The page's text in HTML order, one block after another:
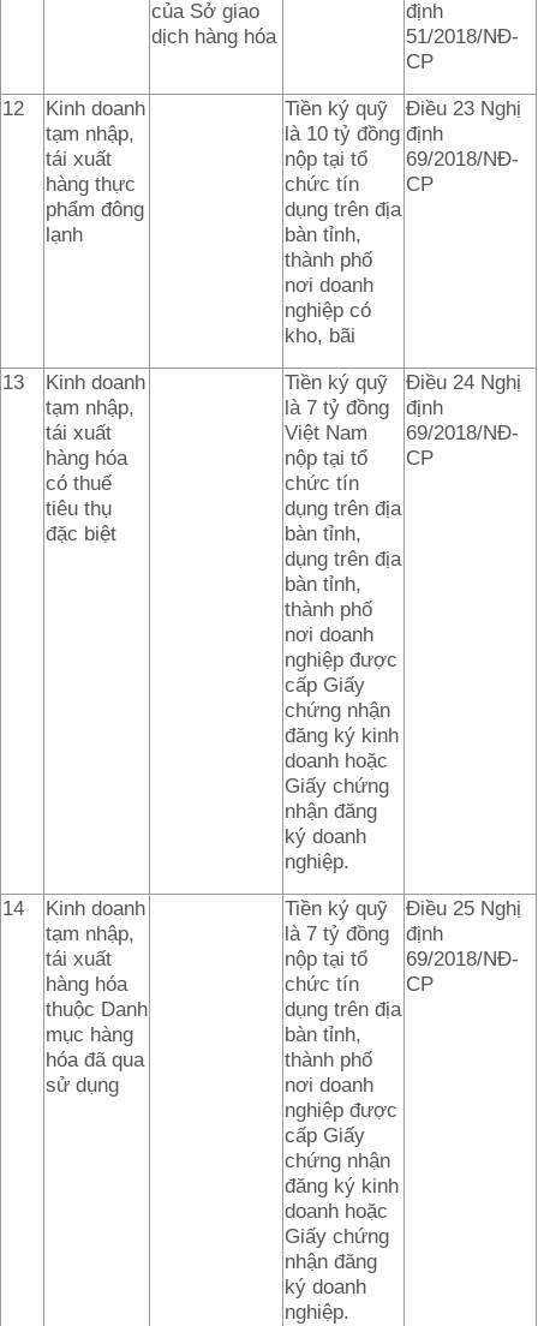
của Sở giao
dịch hàng hóa
định
51/2018/NĐ-
CP
12
Kinh doanh
tạm nhập,
tái xuất
hàng thực
phẩm đông
lạnh
Tiền ký quỹ
là 10 tỷ đồng
nộp tại tổ
chức tín
dụng trên địa
bàn tỉnh,
thành phố
nơi doanh
nghiệp có
kho, bãi
Điều 23 Nghị
định
69/2018/NĐ-
CP
13
Kinh doanh
tạm nhập,
tái xuất
hàng hóa
có thuế
tiêu thụ
đặc biệt
Tiền ký quỹ
là 7 tỷ đồng
Việt Nam
nộp tại tổ
chức tín
dụng trên địa
bàn tỉnh,
dụng trên địa
bàn tỉnh,
thành phố
nơi doanh
nghiệp được
cấp Giấy
chứng nhận
đăng ký kinh
doanh hoặc
Giấy chứng
nhận đăng
ký doanh
nghiệp.
Điều 24 Nghị
định
69/2018/NĐ-
CP
14
Kinh doanh
tạm nhập,
tái xuất
hàng hóa
thuộc Danh
mục hàng
hóa đã qua
sử dụng
Tiền ký quỹ
là 7 tỷ đồng
nộp tại tổ
chức tín
dụng trên địa
bàn tỉnh,
thành phố
nơi doanh
nghiệp được
cấp Giấy
chứng nhận
đăng ký kinh
doanh hoặc
Giấy chứng
nhận đăng
ký doanh
nghiệp.
Điều 25 Nghị
định
69/2018/NĐ-
CP